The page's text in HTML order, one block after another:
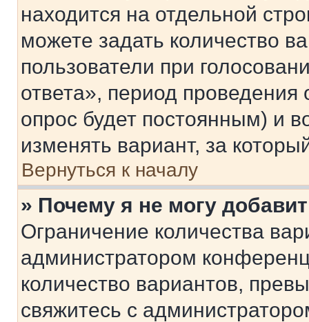
находится на отдельной
можете задать количество
пользователи при
ответа», период проведения
опрос будет постоянным) и
изменять вариант, за
Вернуться к началу
» Почему я не могу
Ограничение количества
администратором
количество вариантов,
свяжитесь с